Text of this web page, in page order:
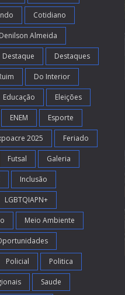
Cotidiano
Denilson Almeida
Destaque Destaques
Do Interior
Educação Eleições
ENEM Esporte
2025 Feriado
Futsal Galeria
Inclusão
LGBTQIAPN+
Meio Ambiente
Policial Politica
Saude